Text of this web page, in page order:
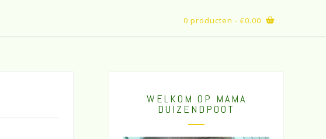
0 producten - €0.00
WELKOM OP MAMA
DUIZENDPOOT